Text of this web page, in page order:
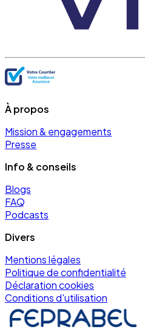
À propos
Mission & engagements
Presse
Info & conseils
Blogs
FAQ
Podcasts
Divers
Mentions légales
Politique de confidentialité
Déclaration cookies
Conditions d'utilisation